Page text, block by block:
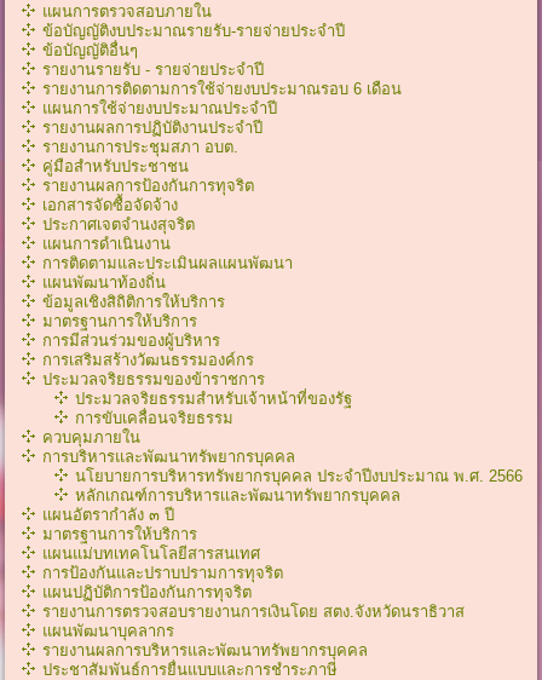
แผนการตรวจสอบภายใน
ข้อบัญญัติงบประมาณรายรับ-รายจ่ายประจำปี
ข้อบัญญัติอื่นๆ
รายงานรายรับ - รายจ่ายประจำปี
รายงานการติดตามการใช้จ่ายงบประมาณรอบ 6 เดือน
แผนการใช้จ่ายงบประมาณประจำปี
รายงานผลการปฏิบัติงานประจำปี
รายงานการประชุมสภา อบต.
คู่มือสำหรับประชาชน
รายงานผลการป้องกันการทุจริต
เอกสารจัดซื้อจัดจ้าง
ประกาศเจตจำนงสุจริต
แผนการดำเนินงาน
การติดตามและประเมินผลแผนพัฒนา
แผนพัฒนาท้องถิ่น
ข้อมูลเชิงสิถิติการให้บริการ
มาตรฐานการให้บริการ
การมีส่วนร่วมของผู้บริหาร
การเสริมสร้างวัฒนธรรมองค์กร
ประมวลจริยธรรมของข้าราชการ
ประมวลจริยธรรมสำหรับเจ้าหน้าที่ของรัฐ
การขับเคลื่อนจริยธรรม
ควบคุมภายใน
การบริหารและพัฒนาทรัพยากรบุคคล
นโยบายการบริหารทรัพยากรบุคคล ประจำปีงบประมาณ พ.ศ. 2566
หลักเกณฑ์การบริหารเเละพัฒนาทรัพยากรบุคคล
แผนอัตรากำลัง ๓ ปี
มาตรฐานการให้บริการ
แผนแม่บทเทคโนโลยีสารสนเทศ
การป้องกันและปราบปรามการทุจริต
แผนปฏิบัติการป้องกันการทุจริต
รายงานการตรวจสอบรายงานการเงินโดย สตง.จังหวัดนราธิวาส
แผนพัฒนาบุคลากร
รายงานผลการบริหารและพัฒนาทรัพยากรบุคคล
ประชาสัมพันธ์การยื่นแบบและการชำระภาษี